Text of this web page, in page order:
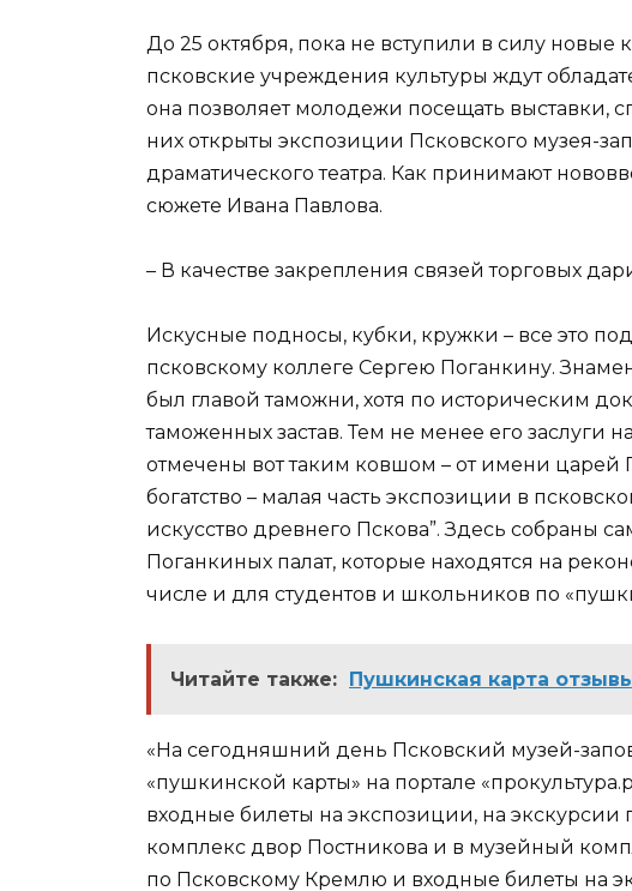
До 25 октября, пока не вступили в силу
псковские учреждения культуры ждут
она позволяет молодежи посещать выставки,
них открыты экспозиции Псковского музея-
драматического театра. Как принимают
сюжете Ивана Павлова.
– В качестве закрепления связей торговых
Искусные подносы, кубки, кружки – все это
псковскому коллеге Сергею Поганкину.
был главой таможни, хотя по историческим
таможенных застав. Тем не менее его заслуги
отмечены вот таким ковшом – от имени царей
богатство – малая часть экспозиции в
искусство древнего Пскова”. Здесь собраны
Поганкиных палат, которые находятся на
числе и для студентов и школьников по
Читайте также: Пушкинская карта
«На сегодняшний день Псковский музей-
«пушкинской карты» на портале
входные билеты на экспозиции, на экскурсии
комплекс двор Постникова и в музейный
по Псковскому Кремлю и входные билеты на